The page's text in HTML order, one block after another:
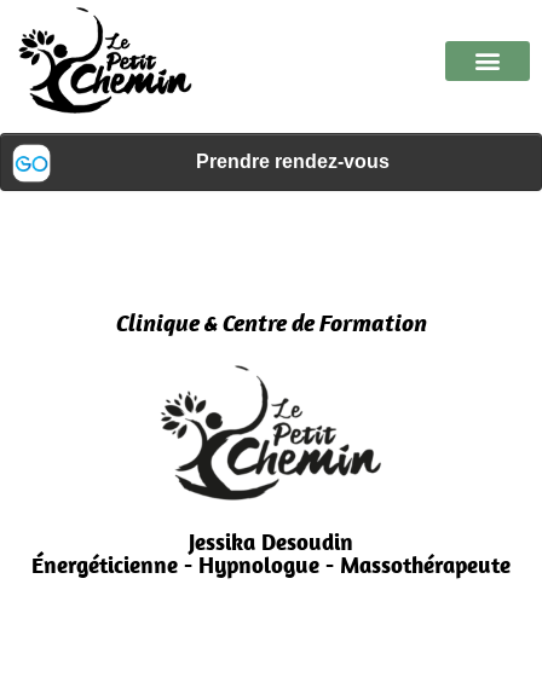
Clinique & Centre de Formation
Jessika Desoudin
Énergéticienne - Hypnologue - Massothérapeute